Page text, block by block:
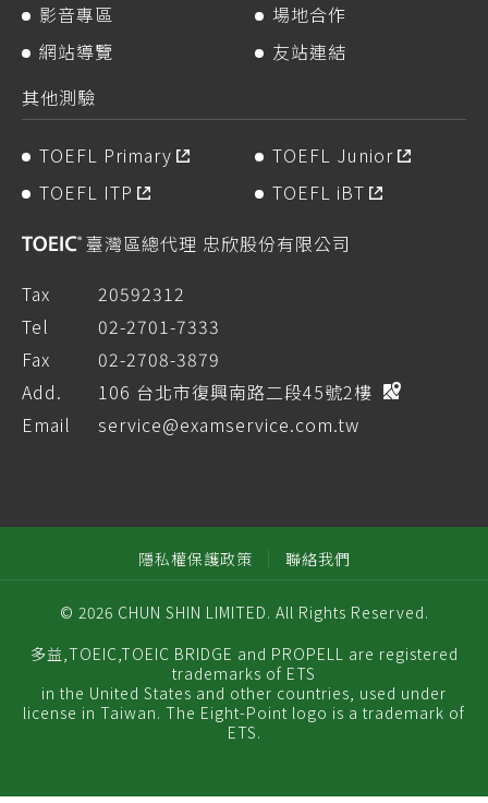
影音專區
場地合作
網站導覽
友站連結
其他測驗
TOEFL Primary
TOEFL Junior
TOEFL ITP
TOEFL iBT
臺灣區總代理 忠欣股份有限公司
Tax
20592312
Tel
02-2701-7333
Fax
02-2708-3879
Add.
106 台北市復興南路二段45號2樓
Email
service@examservice.com.tw
隱私權保護政策 聯絡我們
© 2026 CHUN SHIN LIMITED. All Rights Reserved.
多益,TOEIC,TOEIC BRIDGE and PROPELL are registered
trademarks of ETS
in the United States and other countries, used under
license in Taiwan. The Eight-Point logo is a trademark of
ETS.